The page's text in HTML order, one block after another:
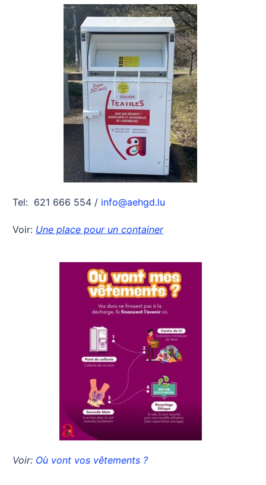
Tel: 621 666 554 / info@aehgd.lu
Voir: Une place pour un container
Voir: Où vont vos vêtements ?